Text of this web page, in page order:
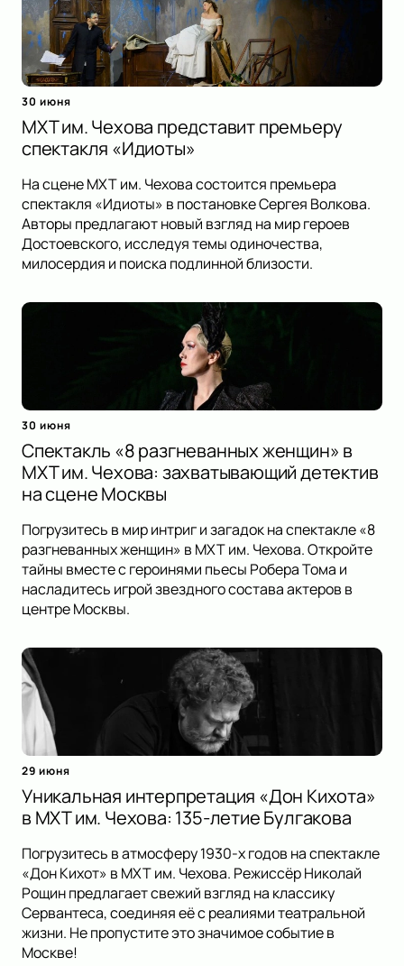
30 июня
МХТ им. Чехова представит премьеру
спектакля «Идиоты»
На сцене МХТ им. Чехова состоится премьера
спектакля «Идиоты» в постановке Сергея Волкова.
Авторы предлагают новый взгляд на мир героев
Достоевского, исследуя темы одиночества,
милосердия и поиска подлинной близости.
30 июня
Спектакль «8 разгневанных женщин» в
МХТ им. Чехова: захватывающий детектив
на сцене Москвы
Погрузитесь в мир интриг и загадок на спектакле «8
разгневанных женщин» в МХТ им. Чехова. Откройте
тайны вместе с героинями пьесы Робера Тома и
насладитесь игрой звездного состава актеров в
центре Москвы.
29 июня
Уникальная интерпретация «Дон Кихота»
в МХТ им. Чехова: 135-летие Булгакова
Погрузитесь в атмосферу 1930-х годов на спектакле
«Дон Кихот» в МХТ им. Чехова. Режиссёр Николай
Рощин предлагает свежий взгляд на классику
Сервантеса, соединяя её с реалиями театральной
жизни. Не пропустите это значимое событие в
Москве!